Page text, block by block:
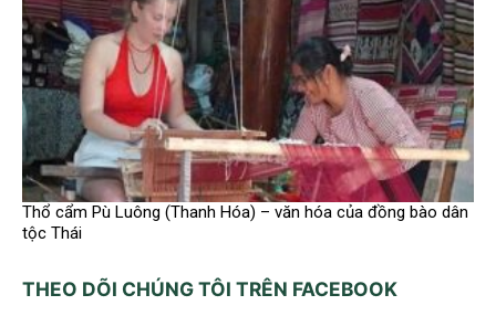
Thổ cẩm Pù Luông (Thanh Hóa) – văn hóa của đồng bào dân
tộc Thái
THEO DÕI CHÚNG TÔI TRÊN FACEBOOK